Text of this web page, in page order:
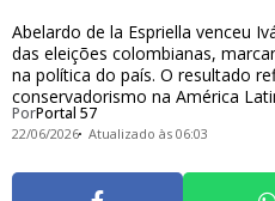
Abelardo de la Espriella venceu
das eleições colombianas,
na política do país. O resultado
conservadorismo na América
PorPortal 57
22/06/2026 Atualizado às 06:03